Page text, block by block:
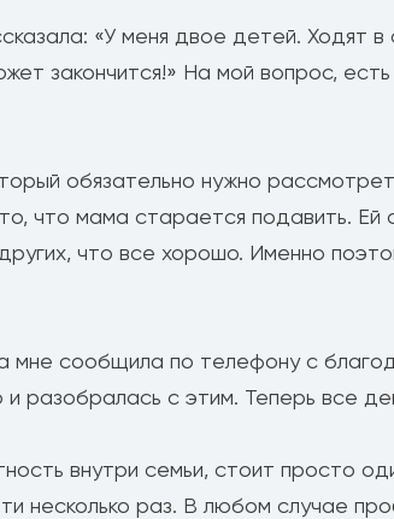
«У меня двое детей. Ходят
закончится!» На мой вопрос,
обязательно нужно
что мама старается подавить. Ей
что все хорошо. Именно
сообщила по телефону с
разобралась с этим. Теперь все
внутри семьи, стоит просто
несколько раз. В любом случае